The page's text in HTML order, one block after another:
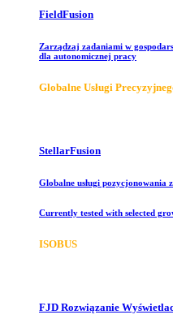
FieldFusion
Zarządzaj zadaniami w
dla autonomicznej pracy
Globalne Usługi
StellarFusion
Globalne usługi pozycjonowania
Currently tested with selected
ISOBUS
FJD Rozwiązanie